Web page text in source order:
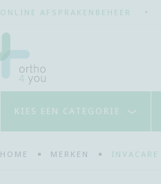
ONLINE AFSPRAKENBEHEER
KIES EEN CATEGORIE
ORTHOPEDIE
CONTACTGEGEVENS
HOME MERKEN INVACARE